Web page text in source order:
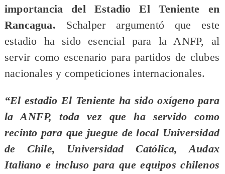
importancia del Estadio El Teniente en
Rancagua. Schalper argumentó que este
estadio ha sido esencial para la ANFP, al
servir como escenario para partidos de clubes
nacionales y competiciones internacionales.
“El estadio El Teniente ha sido oxígeno para
la ANFP, toda vez que ha servido como
recinto para que juegue de local Universidad
de Chile, Universidad Católica, Audax
Italiano e incluso para que equipos chilenos